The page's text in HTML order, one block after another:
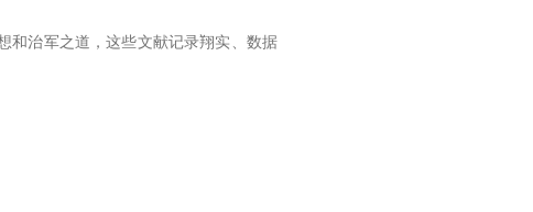
和治军之道，这些文献记录翔实、数据